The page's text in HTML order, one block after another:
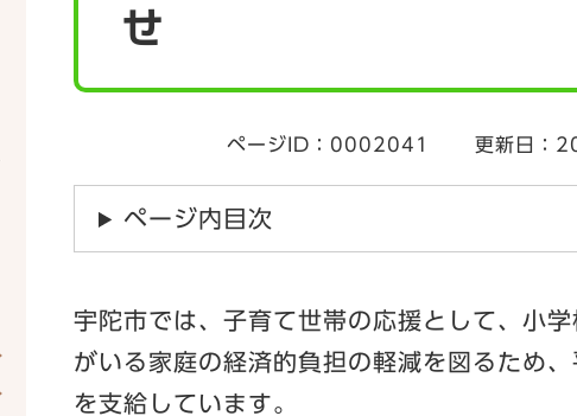
せ
ページID：0002041 更新日：
ページ内目次
宇陀市では、子育て世帯の応援として、小
がいる家庭の経済的負担の軽減を図るため
を支給しています。